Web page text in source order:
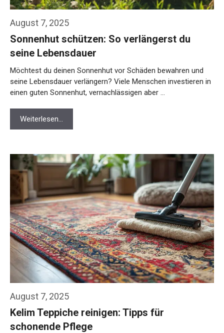
August 7, 2025
Sonnenhut schützen: So verlängerst du
seine Lebensdauer
Möchtest du deinen Sonnenhut vor Schäden bewahren und
seine Lebensdauer verlängern? Viele Menschen investieren in
einen guten Sonnenhut, vernachlässigen aber …
Weiterlesen…
August 7, 2025
Kelim Teppiche reinigen: Tipps für
schonende Pflege